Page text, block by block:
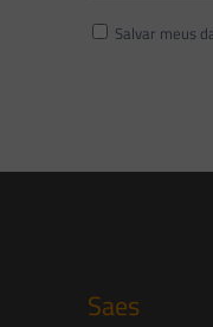
Salvar meus
Saes